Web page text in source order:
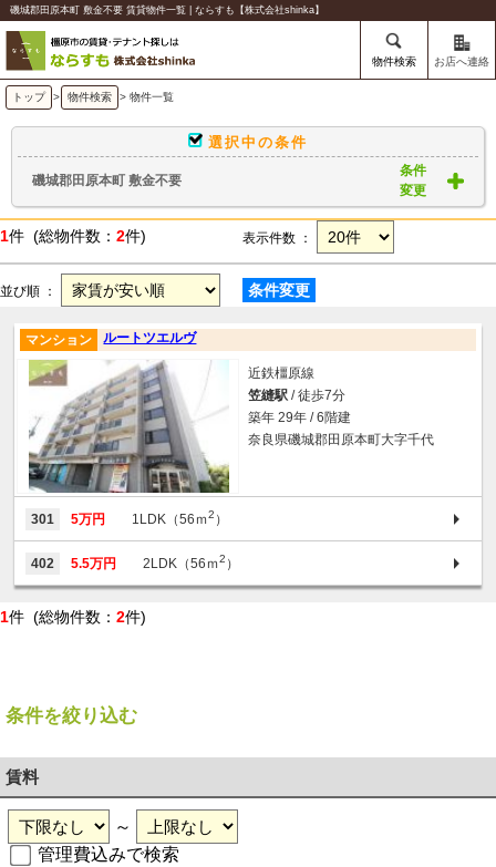
磯城郡田原本町 敷金不要 賃貸物件一覧 | ならすも【株式会社shinka】
物件検索 お店へ連絡
トップ > 物件検索 > 物件一覧
選択中の条件
磯城郡田原本町 敷金不要
条件
変更
1件 (総物件数： 2件) 表示件数 ：
並び順 ： 条件変更
ルートツエルヴ
マンション
近鉄橿原線
笠縫駅 / 徒歩7分
築年 29年 / 6階建
奈良県磯城郡田原本町大字千代
301 5万円 1LDK（56ｍ2 ）
402 5.5万円 2LDK（56ｍ2 ）
1件 (総物件数： 2件)
条件を絞り込む
賃料
～
管理費込みで検索